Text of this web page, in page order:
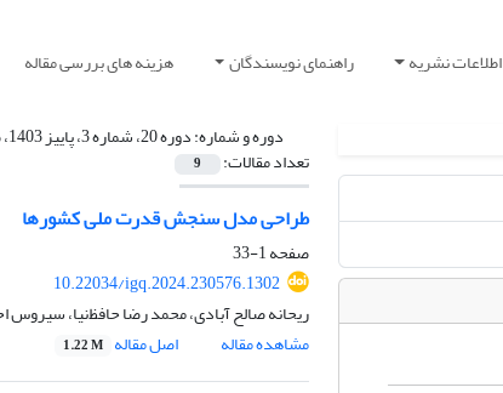
اطلاعات نشریه راهنمای نویسندگان هزینه های بررسی مقاله
دوره و شماره:دوره 20، شماره 3، پاییز 1403، صفحه 1-313
تعداد مقالات: 9
طراحی مدل سنجش قدرت ملی کشورها
صفحه1-33
10.22034/igq.2024.230576.1302
ریحانه صالح آبادی، محمد رضا حافظ‌نیا،
مشاهده مقاله
اصل مقاله 1.22 M